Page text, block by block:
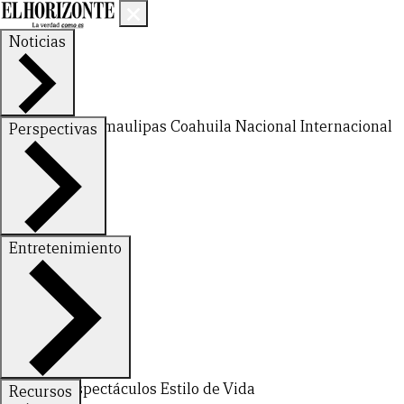
Noticias
Nuevo LeónTamaulipas Coahuila NacionalInternacional
Perspectivas
FinanzasOpinión
Entretenimiento
DeportesEspectáculos Estilo de Vida
Recursos
CERRAR
X